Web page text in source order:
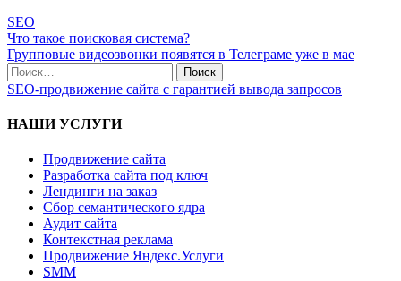
SEO
Что такое поисковая система?
Групповые видеозвонки появятся в Телеграме уже в мае
SEO-продвижение сайта с гарантией вывода запросов
НАШИ УСЛУГИ
Продвижение сайта
Разработка сайта под ключ
Лендинги на заказ
Сбор семантического ядра
Аудит сайта
Контекстная реклама
Продвижение Яндекс.Услуги
SMM